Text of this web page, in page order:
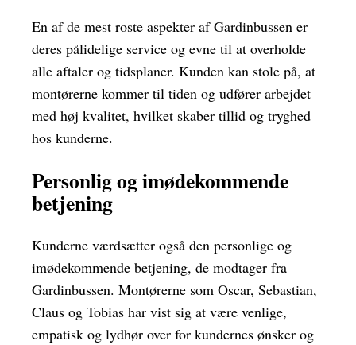
En af de mest roste aspekter af Gardinbussen er
deres pålidelige service og evne til at overholde
alle aftaler og tidsplaner. Kunden kan stole på, at
montørerne kommer til tiden og udfører arbejdet
med høj kvalitet, hvilket skaber tillid og tryghed
hos kunderne.
Personlig og imødekommende
betjening
Kunderne værdsætter også den personlige og
imødekommende betjening, de modtager fra
Gardinbussen. Montørerne som Oscar, Sebastian,
Claus og Tobias har vist sig at være venlige,
empatisk og lydhør over for kundernes ønsker og